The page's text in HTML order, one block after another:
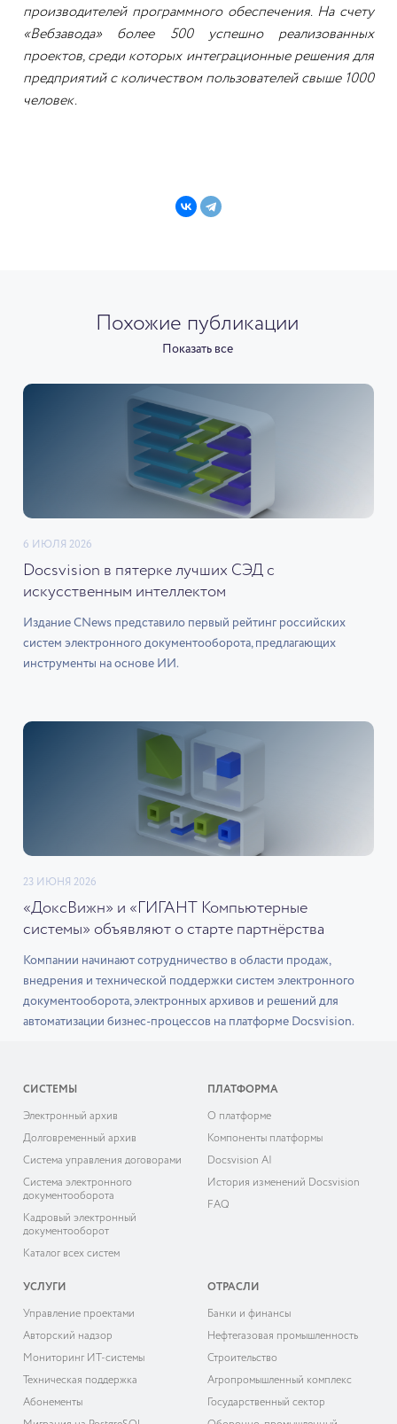
производителей программного обеспечения. На счету
«Вебзавода» более 500 успешно реализованных
проектов, среди которых интеграционные решения для
предприятий с количеством пользователей свыше 1000
человек.
Похожие публикации
Показать все
6 ИЮЛЯ 2026
Docsvision в пятерке лучших СЭД с
искусственным интеллектом
Издание CNews представило первый рейтинг российских
систем электронного документооборота, предлагающих
инструменты на основе ИИ.
23 ИЮНЯ 2026
«ДоксВижн» и «ГИГАНТ Компьютерные
системы» объявляют о старте партнёрства
Компании начинают сотрудничество в области продаж,
внедрения и технической поддержки систем электронного
документооборота, электронных архивов и решений для
автоматизации бизнес-процессов на платформе Docsvision.
СИСТЕМЫ
Электронный архив
Долговременный архив
Система управления договорами
Система электронного
документооборота
Кадровый электронный
документооборот
Каталог всех систем
ПЛАТФОРМА
О платформе
Компоненты платформы
Docsvision AI
История изменений Docsvision
FAQ
УСЛУГИ
Управление проектами
Авторский надзор
Мониторинг ИТ-системы
Техническая поддержка
Абонементы
ОТРАСЛИ
Банки и финансы
Нефтегазовая промышленность
Строительство
Агропромышленный комплекс
Государственный сектор